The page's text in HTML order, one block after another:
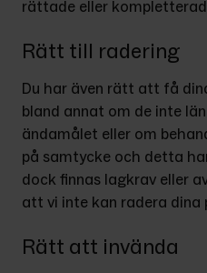
rättade eller
Rätt till radering
Du har även rätt att få
bland annat om de inte
ändamålet eller om
på samtycke och detta
dock finnas lagkrav eller
att vi inte kan radera dina
Rätt att invända